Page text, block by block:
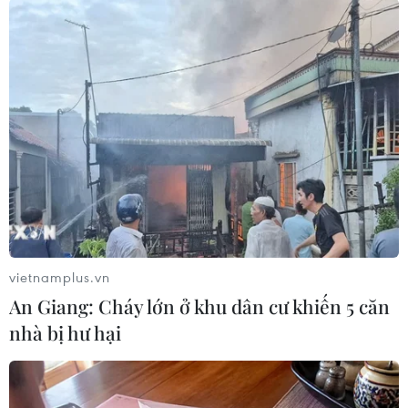
cần mua cho dịp cuối năm qua các thiết bị di
động và máy tính. Facebook và Instagram là hai
mạng xã hội có ảnh hưởng chính đến quyết
định mua sắm với 96% số người được hỏi khẳng
định Facebook là nguồn cảm hứng cho mua sắm
cuối năm và 71% trả lời tương tự với Instagram.
Bảng tin (Feed) trên cả hai mạng xã hội này là
nguồn thông tin truyền cảm hứng mua sắm
chính đối với 70% số người được khảo sát. Tin
(Stories) đang trở nên phổ biến hơn, với 52%
người sử dụng Instagram tham gia khảo sát và
46% người sử dụng Facebook tham gia khảo sát
nói họ lấy ý tưởng mua sắm từ các nguồn này.
Nội dung bằng video thu hút người dùng
vietnamplus.vn
An Giang: Cháy lớn ở khu dân cư khiến 5 căn
nhà bị hư hại